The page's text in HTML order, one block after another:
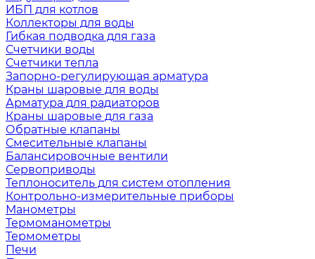
ИБП для котлов
Коллекторы для воды
Гибкая подводка для газа
Счетчики воды
Счетчики тепла
Запорно-регулирующая арматура
Краны шаровые для воды
Арматура для радиаторов
Краны шаровые для газа
Обратные клапаны
Смесительные клапаны
Балансировочные вентили
Сервоприводы
Теплоноситель для систем отопления
Контрольно-измерительные приборы
Манометры
Термоманометры
Термометры
Печи